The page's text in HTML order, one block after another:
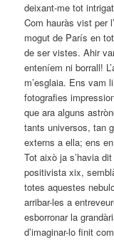
deixant-me tot
Com hauràs vist per
mogut de París en
de ser vistes. Ahir
enteníem ni borrall!
m’esglaia. Ens vam
fotografies
que ara alguns
tants universos, tan
externs a ella; ens
Tot això ja s’havia
positivista xix,
totes aquestes
arribar-les a
esborronar la
d’imaginar-lo finit